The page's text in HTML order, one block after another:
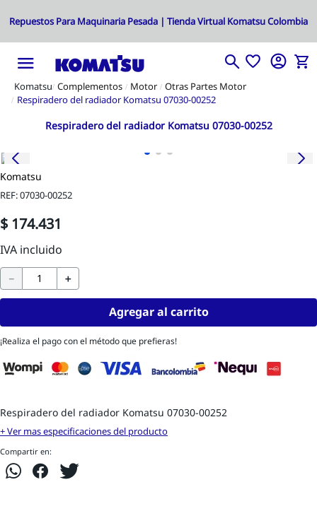
Complementos Motor
Otras Partes Motor
Respiradero del radiador Komatsu 07030-00252
Respiradero del radiador Komatsu 07030-00252
Komatsu
REF:07030-00252
$ 174.431
＋
－
Agregar al carrito
¡Realiza el pago con el método que prefieras!
Respiradero del radiador Komatsu 07030-00252
+ Ver mas especificaciones del producto
Compartir en: